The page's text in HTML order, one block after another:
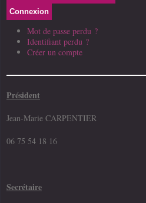
Connexion
Mot de passe perdu ?
Identifiant perdu ?
Créer un compte
Président
Jean-Marie CARPENTIER
06 75 54 18 16
Secrétaire